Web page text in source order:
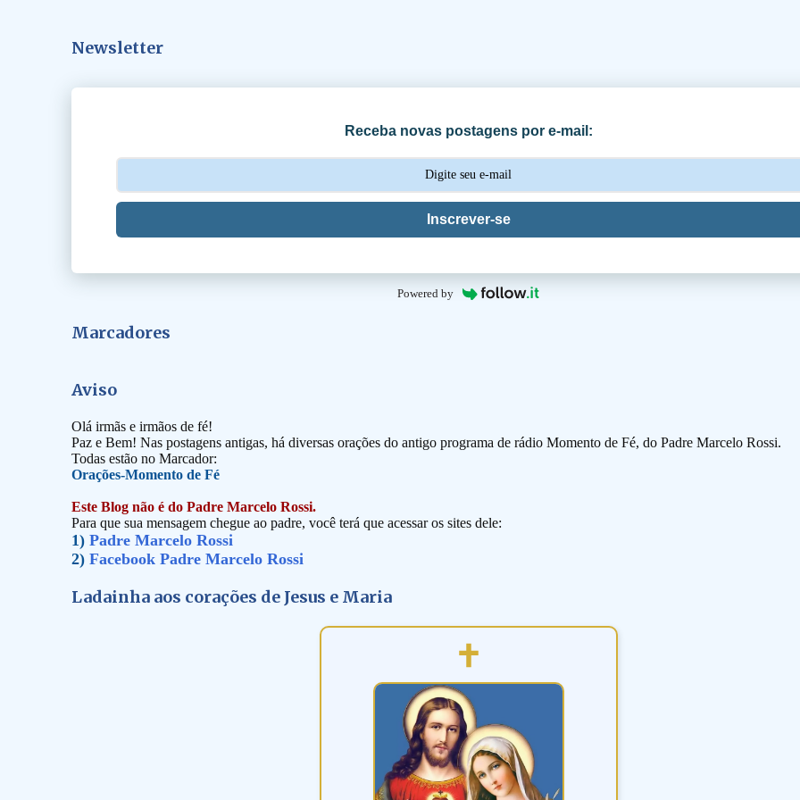
á
i
Newsletter
Receba novas postagens por e-mail:
Inscrever-se
Powered by
Marcadores
Aviso
Olá irmãs e irmãos de fé!
Paz e Bem! Nas postagens antigas, há diversas orações do antigo programa de rádio Momento de Fé, do Padre Marcelo Rossi.
Todas estão no Marcador:
Orações-Momento de Fé
Este Blog não é do Padre Marcelo Rossi.
Para que sua mensagem chegue ao padre, você terá que acessar os sites dele:
1) Padre Marcelo Rossi
2) Facebook Padre Marcelo Rossi
Ladainha aos corações de Jesus e Maria